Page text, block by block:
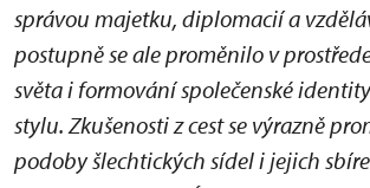
správou majetku, diplomacií a
postupně se ale proměnilo v
světa i formování společenské
stylu. Zkušenosti z cest se výrazně
podoby šlechtických sídel i jejich